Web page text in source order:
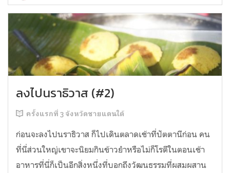
ลงไปนราธิวาส (#2)
ครั้งแรกที่ 3 จังหวัดชายแดนใต้
ก่อนจะลงไปนราธิวาส ก็ไปเดินตลาดเช้าที่ปัตตานีก่อน คน
ที่นี่ส่วนใหญ่เขาจะนิยมกินข้าวยำหรือไม่ก็โรตีในตอนเช้า
อาหารที่นี่ก็เป็นอีกสิ่งหนึ่งที่บอกถึงวัฒนธรรมที่ผสมผสาน